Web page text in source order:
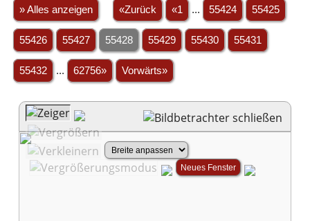
» Alles anzeigen «Zurück «1 ... 55424 55425
55426 55427 55428 55429 55430 55431
55432 ... 62756» Vorwärts»